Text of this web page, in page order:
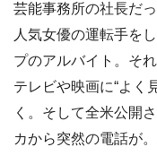
芸能事務所の社長だ
人気女優の運転手を
プのアルバイト。そ
テレビや映画に“よく
く。そして全米公開
カから突然の電話が